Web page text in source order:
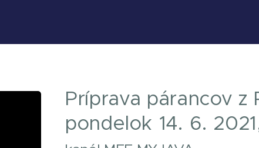
Príprava párancov z
pondelok 14. 6.